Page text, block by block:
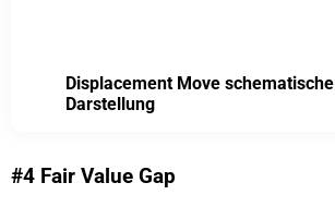
Displacement Move schematische
Darstellung
#4 Fair Value Gap